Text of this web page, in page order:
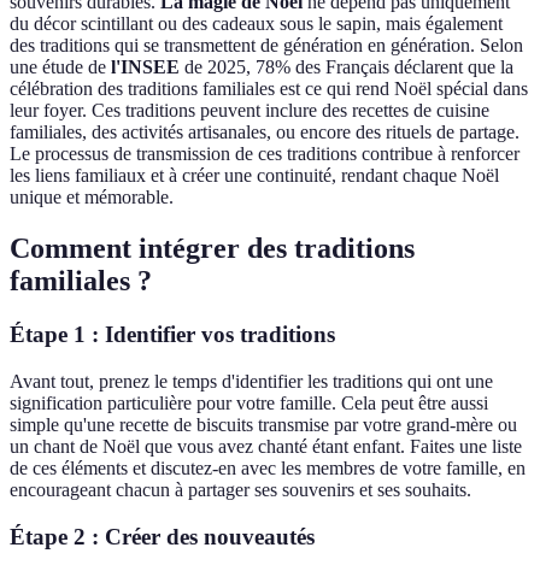
du décor scintillant ou des cadeaux sous le sapin, mais également
des traditions qui se transmettent de génération en génération. Selon
une étude de l'INSEE de 2025, 78% des Français déclarent que la
célébration des traditions familiales est ce qui rend Noël spécial dans
leur foyer. Ces traditions peuvent inclure des recettes de cuisine
familiales, des activités artisanales, ou encore des rituels de partage.
Le processus de transmission de ces traditions contribue à renforcer
les liens familiaux et à créer une continuité, rendant chaque Noël
unique et mémorable.
Comment intégrer des traditions
familiales ?
Étape 1 : Identifier vos traditions
Avant tout, prenez le temps d'identifier les traditions qui ont une
signification particulière pour votre famille. Cela peut être aussi
simple qu'une recette de biscuits transmise par votre grand-mère ou
un chant de Noël que vous avez chanté étant enfant. Faites une liste
de ces éléments et discutez-en avec les membres de votre famille, en
encourageant chacun à partager ses souvenirs et ses souhaits.
Étape 2 : Créer des nouveautés